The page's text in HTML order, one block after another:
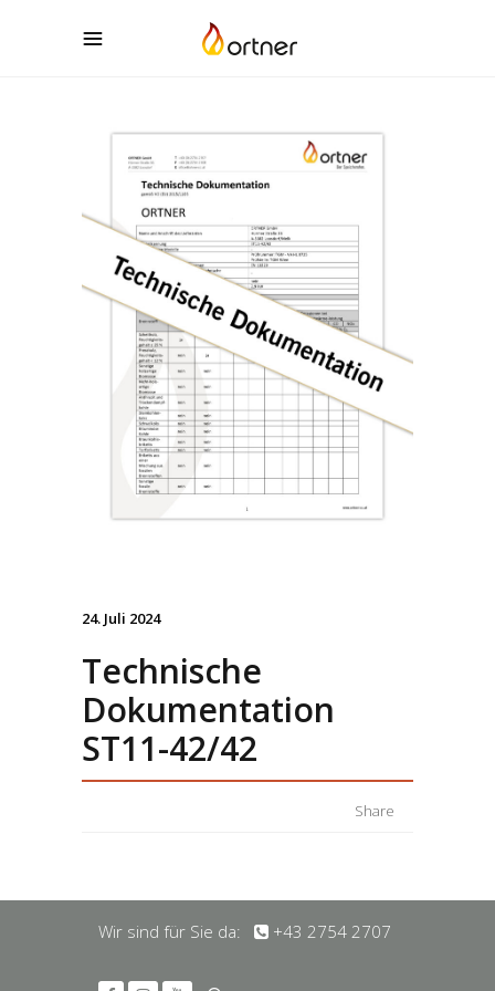
24. Juli 2024
Technische
Dokumentation
ST11-42/42
Share
Wir sind für Sie da: +43 2754 2707